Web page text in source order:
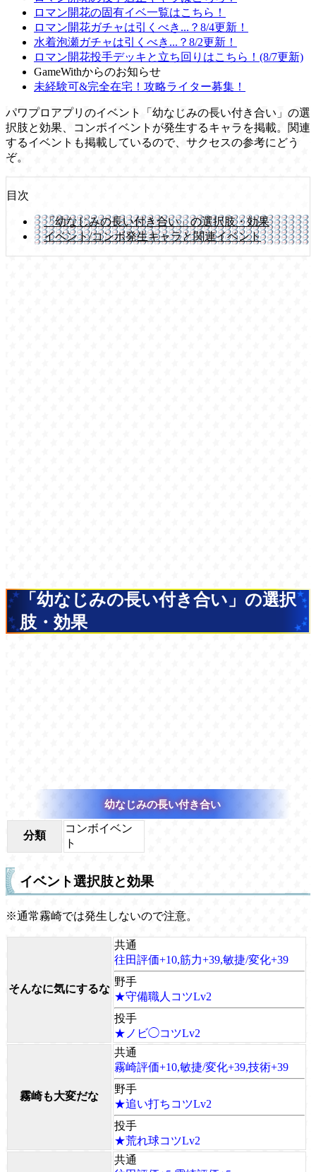
ロマン開花の固有イベ一覧はこちら！
ロマン開花ガチャは引くべき...？8/4更新！
水着泡瀬ガチャは引くべき...？8/2更新！
ロマン開花投手デッキと立ち回りはこちら！(8/7更新)
GameWithからのお知らせ
未経験可&完全在宅！攻略ライター募集！
パワプロアプリのイベント「幼なじみの長い付き合い」の選
択肢と効果、コンボイベントが発生するキャラを掲載。関連
するイベントも掲載しているので、サクセスの参考にどう
ぞ。
目次
「幼なじみの長い付き合い」の選択肢・効果
イベント/コンボ発生キャラと関連イベント
「幼なじみの長い付き合い」の選択
肢・効果
幼なじみの長い付き合い
分類
コンボイベン
ト
イベント選択肢と効果
※通常霧崎では発生しないので注意。
そんなに気にするな
共通
往田評価+10,筋力+39,敏捷/変化+39
野手
★守備職人コツLv2
投手
★ノビ◯コツLv2
霧崎も大変だな
共通
霧崎評価+10,敏捷/変化+39,技術+39
野手
★追い打ちコツLv2
投手
★荒れ球コツLv2
共通